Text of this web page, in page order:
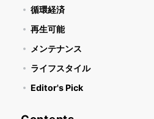
循環経済
再生可能
メンテナンス
ライフスタイル
Editor's Pick